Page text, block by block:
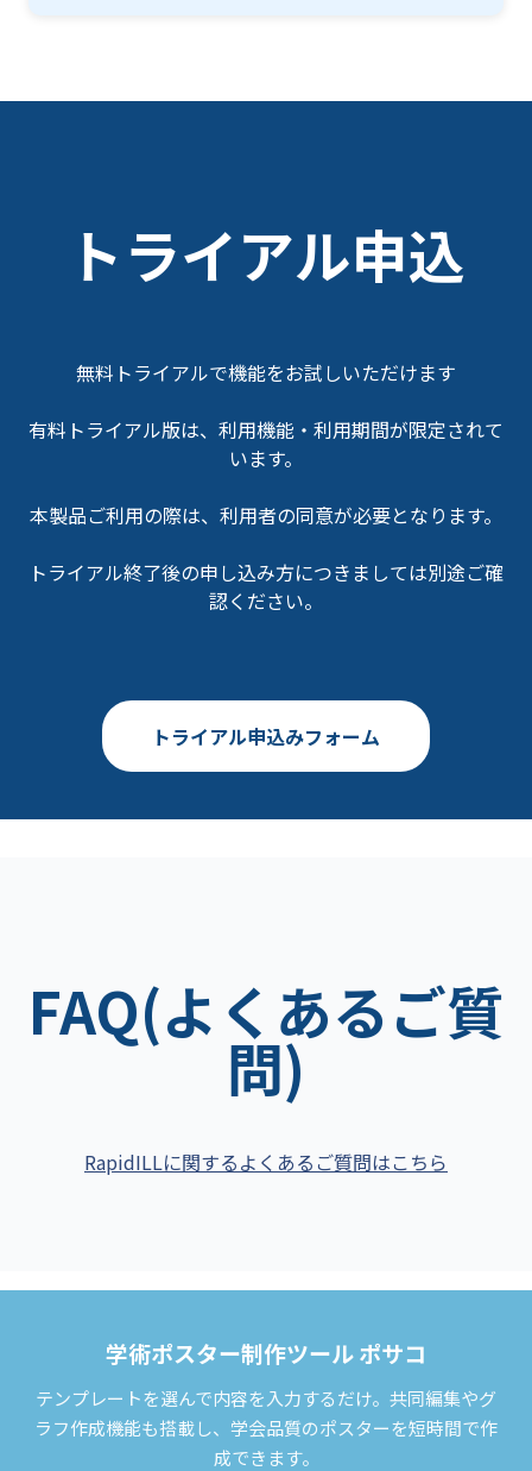
トライアル申込
無料トライアルで機能をお試しいただけます
有料トライアル版は、利用機能・利用期間が限定されて
います。
本製品ご利用の際は、利用者の同意が必要となります。
トライアル終了後の申し込み方につきましては別途ご確
認ください。
トライアル申込みフォーム
FAQ(よくあるご質
問)
RapidILLに関するよくあるご質問はこちら
学術ポスター制作ツール ポサコ
テンプレートを選んで内容を入力するだけ。共同編集やグ
ラフ作成機能も搭載し、学会品質のポスターを短時間で作
成できます。